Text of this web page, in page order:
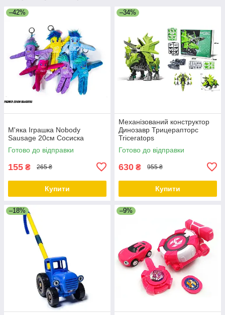
–42%
М'яка Іграшка Nobody
Sausage 20см Сосиска
Готово до відправки
155 ₴ 265 ₴
Купити
–34%
Механізований конструктор
Динозавр Трицерапторс
Triceratops
Готово до відправки
630 ₴ 955 ₴
Купити
–18% –9%